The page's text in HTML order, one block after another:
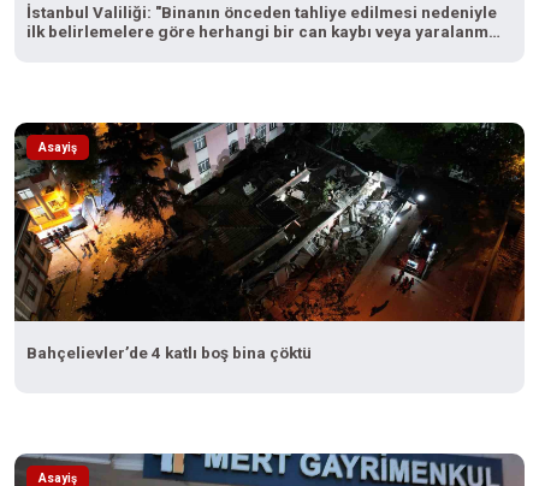
İstanbul Valiliği: "Binanın önceden tahliye edilmesi nedeniyle
ilk belirlemelere göre herhangi bir can kaybı veya yaralanma
Asayiş
Bahçelievler’de 4 katlı boş bina çöktü
Asayiş